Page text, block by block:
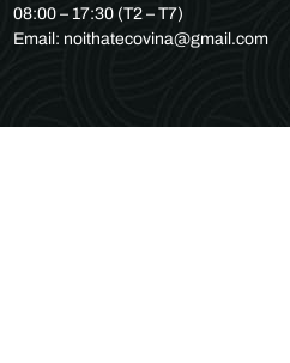
08:00 – 17:30 (T2 – T7)
Email: noithatecovina@gmail.com